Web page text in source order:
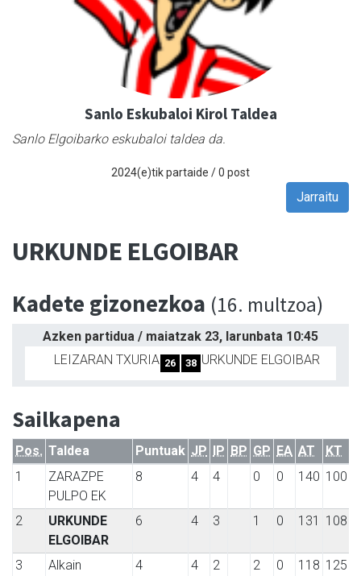
Sanlo Eskubaloi Kirol Taldea
Sanlo Elgoibarko eskubaloi taldea da.
2024(e)tik partaide / 0 post
Jarraitu
URKUNDE ELGOIBAR
Kadete gizonezkoa (16. multzoa)
Azken partidua / maiatzak 23, larunbata 10:45
LEIZARAN TXURIA 26 38 URKUNDE ELGOIBAR
Sailkapena
Pos. Taldea Puntuak JP IP BP GP EA AT
KT
1
ZARAZPE
PULPO EK
8 4 4 0 0 140 100
2
URKUNDE
ELGOIBAR
6 4 3 1 0 131 108
3
Alkain
4 4 2 2 0 118 125